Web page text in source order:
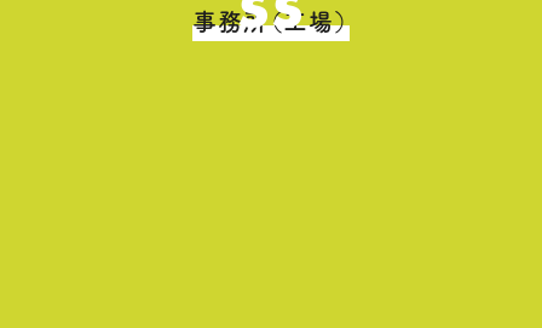
事務所（工場）